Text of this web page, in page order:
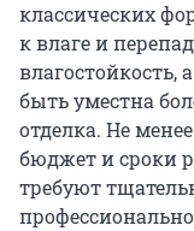
классических
к влаге и
влагостойкость,
быть уместна
отделка. Не
бюджет и сроки
требуют